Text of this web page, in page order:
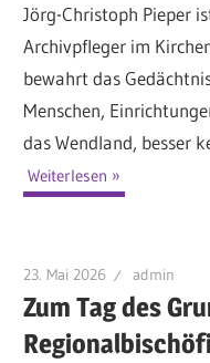
Jörg-Christoph Pieper
Archivpfleger im
bewahrt das
Menschen,
das Wendland, besser
Weiterlesen
23. Mai 2026 admin
Zum Tag des